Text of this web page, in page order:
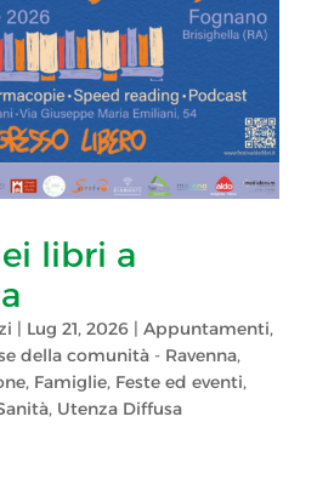
libri a
| Lug 21, 2026| Appuntamenti,
della comunità - Ravenna,
, Famiglie, Feste ed eventi,
, Utenza Diffusa